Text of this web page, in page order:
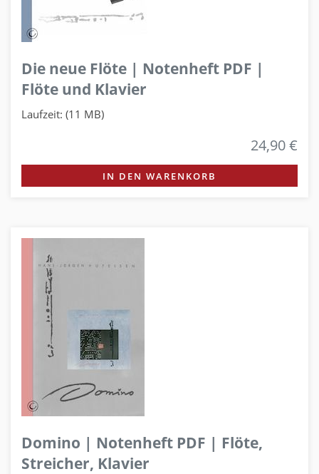
Die neue Flöte | Notenheft PDF |
Flöte und Klavier
Laufzeit: (11 MB)
24,90 €
IN DEN WARENKORB
Domino | Notenheft PDF | Flöte,
Streicher, Klavier